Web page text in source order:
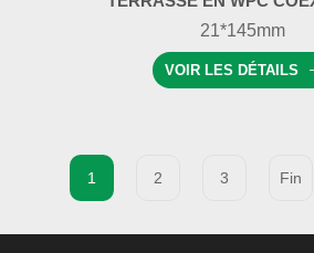
21*145mm
VOIR LES DÉTAILS
1 2 3 Fin